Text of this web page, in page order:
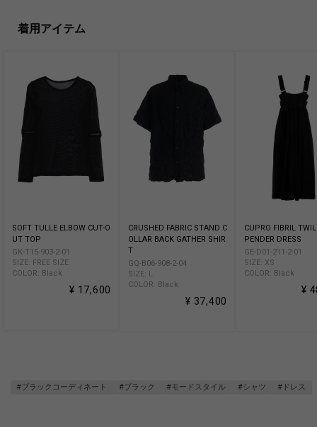
着用アイテム
SOFT TULLE ELBOW CUT-O
UT TOP
GK-T15-903-2-01
SIZE: FREE SIZE
COLOR: Black
¥ 17,600
CRUSHED FABRIC STAND C
OLLAR BACK GATHER SHIR
T
GQ-B06-908-2-04
SIZE: L
COLOR: Black
¥ 37,400
CUPRO FIBRIL
PENDER DRESS
GE-D01-211-2-01
SIZE: XS
COLOR: Black
¥
#ブラックコーディネート #ブラック #モードスタイル #シャツ #ドレス